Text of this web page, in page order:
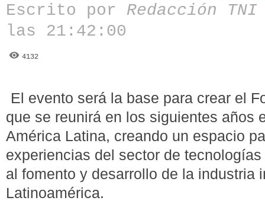
Escrito por Redacción
las 21:42:00
4132
El evento será la base para crear el
que se reunirá en los siguientes años
América Latina, creando un espacio
experiencias del sector de
al fomento y desarrollo de la industria
Latinoamérica.